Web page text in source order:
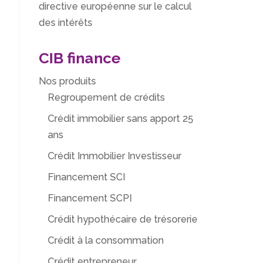
directive européenne sur le calcul
des intérêts
CIB finance
Nos produits
Regroupement de crédits
Crédit immobilier sans apport 25
ans
Crédit Immobilier Investisseur
Financement SCI
Financement SCPI
Crédit hypothécaire de trésorerie
Crédit à la consommation